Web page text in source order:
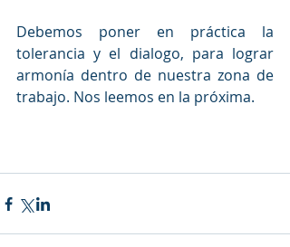
Debemos poner en práctica la
tolerancia y el dialogo, para lograr
armonía dentro de nuestra zona de
trabajo. Nos leemos en la próxima.